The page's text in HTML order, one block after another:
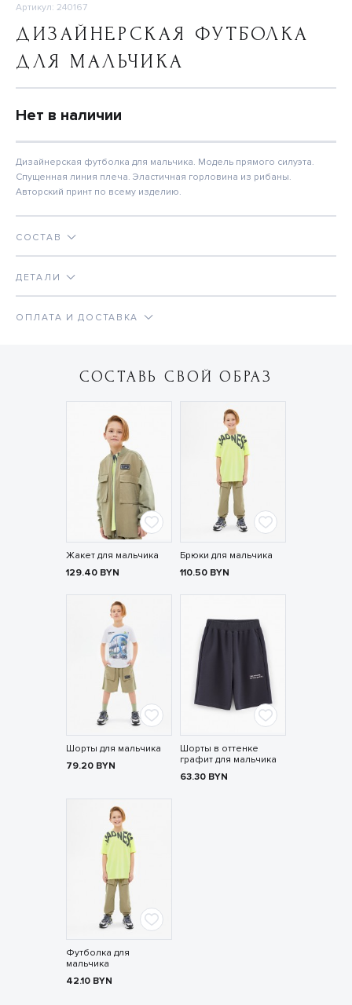
Артикул: 240167
ДИЗАЙНЕРСКАЯ ФУТБОЛКА
ДЛЯ МАЛЬЧИКА
Нет в наличии
Дизайнерская футболка для мальчика. Модель прямого силуэта.
Спущенная линия плеча. Эластичная горловина из рибаны.
Авторский принт по всему изделию.
СОСТАВ
ДЕТАЛИ
ОПЛАТА И ДОСТАВКА
СОСТАВЬ СВОЙ ОБРАЗ
Жакет для мальчика
129.40 BYN
Брюки для мальчика
110.50 BYN
Шорты для мальчика
79.20 BYN
Шорты в оттенке
графит для мальчика
63.30 BYN
Футболка для
мальчика
42.10 BYN